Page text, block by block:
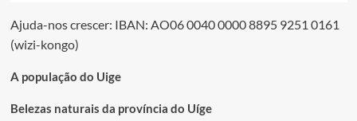
Ajuda-nos crescer: IBAN: AO06 0040 0000 8895 9251 0161
(wizi-kongo)
A população do Uige
Belezas naturais da província do Uíge